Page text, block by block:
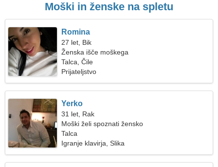
Moški in ženske na spletu
Romina
27 let, Bik
Ženska išče moškega
Talca, Čile
Prijateljstvo
Yerko
31 let, Rak
Moški želi spoznati žensko
Talca
Igranje klavirja, Slika